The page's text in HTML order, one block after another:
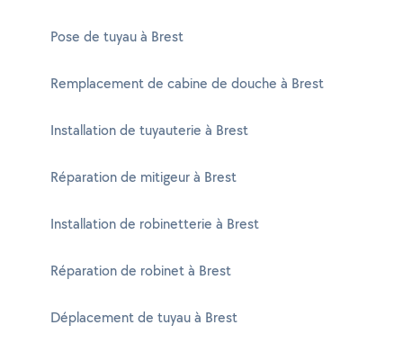
Pose de tuyau à Brest
Remplacement de cabine de douche à Brest
Installation de tuyauterie à Brest
Réparation de mitigeur à Brest
Installation de robinetterie à Brest
Réparation de robinet à Brest
Déplacement de tuyau à Brest